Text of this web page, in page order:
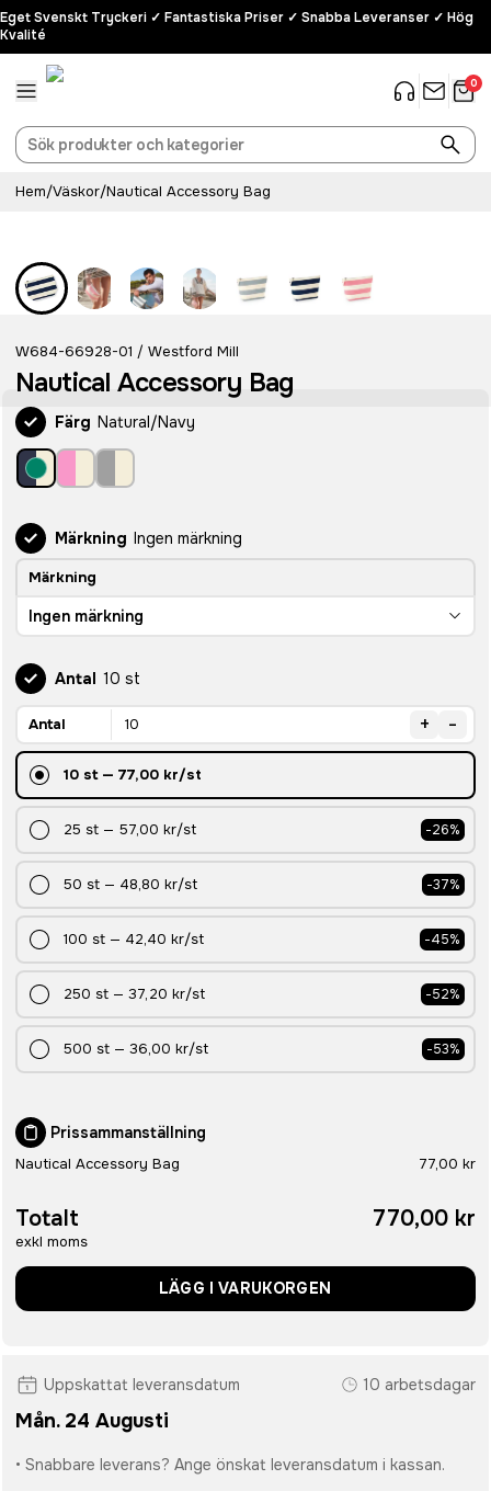
Eget Svenskt Tryckeri ✓ Fantastiska Priser ✓ Snabba Leveranser ✓ Hög
Kvalité
0
Hem/Väskor/Nautical Accessory Bag
W684-66928-01 / Westford Mill
Nautical Accessory Bag
Färg Natural/Navy
Märkning Ingen märkning
Märkning
Ingen märkning
Antal 10 st
Antal + -
10 st— 77,00 kr/st
25 st — 57,00 kr/st -26%
50 st — 48,80 kr/st -37%
100 st — 42,40 kr/st -45%
250 st — 37,20 kr/st -52%
500 st — 36,00 kr/st -53%
Prissammanställning
Nautical Accessory Bag 77,00 kr
Totalt
exkl moms
770,00 kr
LÄGG I VARUKORGEN
Uppskattat leveransdatum 10 arbetsdagar
Mån. 24 Augusti
• Snabbare leverans? Ange önskat leveransdatum i kassan.